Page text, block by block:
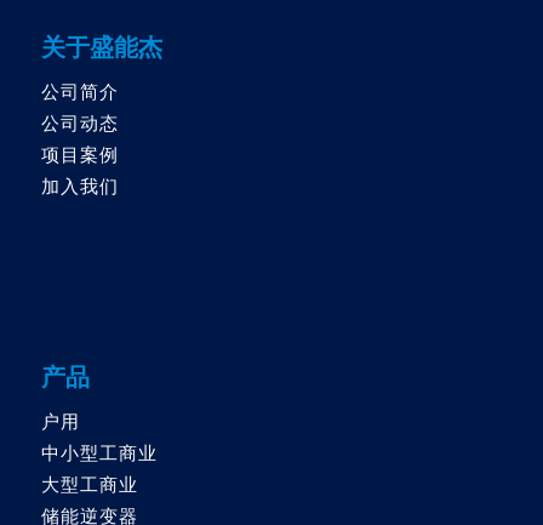
关于盛能杰
公司简介
公司动态
项目案例
加入我们
产品
户用
中小型工商业
大型工商业
储能逆变器